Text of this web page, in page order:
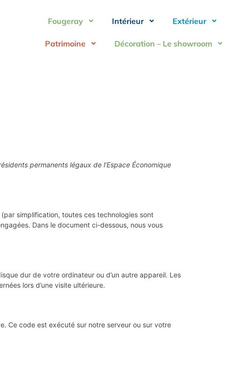
Fougeray Intérieur Extérieur
Patrimoine Décoration – Le showroom
permanents légaux de l’Espace Économique
simplification, toutes ces technologies sont
Dans le document ci-dessous, nous vous
dur de votre ordinateur ou d’un autre appareil. Les
lors d’une visite ultérieure.
Ce code est exécuté sur notre serveur ou sur votre